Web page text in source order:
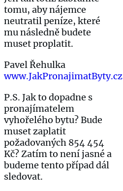
tomu, aby nájemce
neutratil peníze, které
mu následně budete
muset proplatit.
Pavel Řehulka
www.JakPronajimatByty.cz
P.S. Jak to dopadne s
pronajímatelem
vyhořelého bytu? Bude
muset zaplatit
požadovaných 854 454
Kč? Zatím to není jasné a
budeme tento případ dál
sledovat.